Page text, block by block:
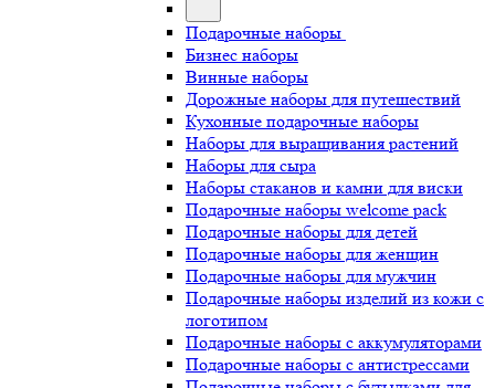
Подарочные наборы
Бизнес наборы
Винные наборы
Дорожные наборы для путешествий
Кухонные подарочные наборы
Наборы для выращивания растений
Наборы для сыра
Наборы стаканов и камни для виски
Подарочные наборы welcome pack
Подарочные наборы для детей
Подарочные наборы для женщин
Подарочные наборы для мужчин
Подарочные наборы изделий из кожи с
логотипом
Подарочные наборы с аккумуляторами
Подарочные наборы с антистрессами